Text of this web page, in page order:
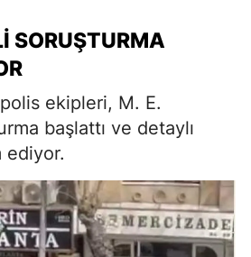
SORUŞTURMA
polis ekipleri, M. E.
başlattı ve detaylı
ediyor.